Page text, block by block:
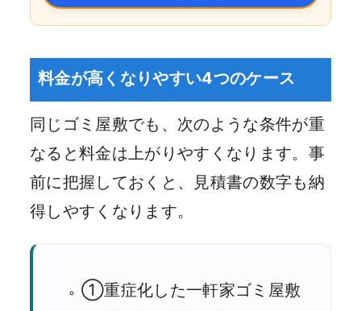
料金が高くなりやすい4つのケース
同じゴミ屋敷でも、次のような条件が重
なると料金は上がりやすくなります。事
前に把握しておくと、見積書の数字も納
得しやすくなります。
①重症化した一軒家ゴミ屋敷